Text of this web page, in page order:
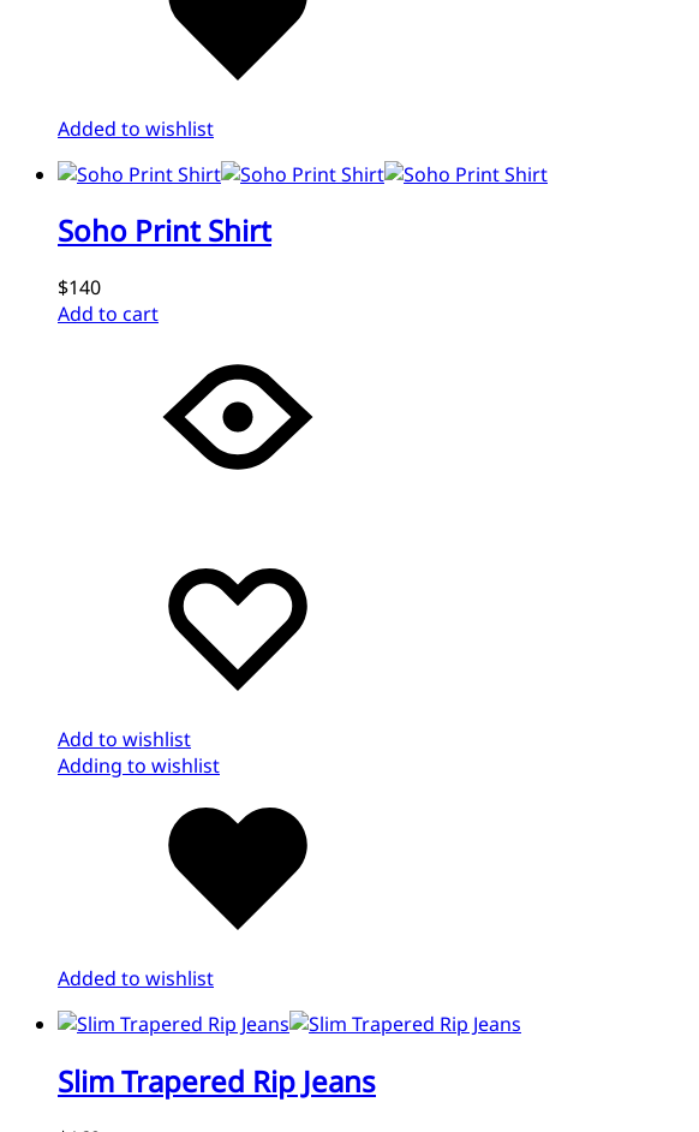
Added to wishlist
Soho Print Shirt
$140
Add to cart
Add to wishlist
Adding to wishlist
Added to wishlist
Slim Trapered Rip Jeans